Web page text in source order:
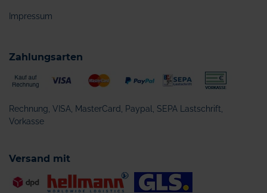
Impressum
Zahlungsarten
Rechnung, VISA, MasterCard, Paypal, SEPA Lastschrift,
Vorkasse
Versand mit